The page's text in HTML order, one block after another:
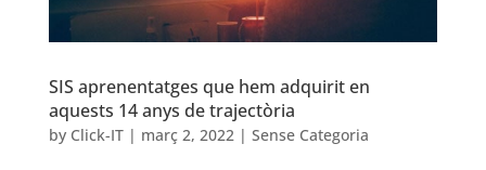
SIS aprenentatges que hem adquirit en
aquests 14 anys de trajectòria
by Click-IT| març 2, 2022 | Sense Categoria